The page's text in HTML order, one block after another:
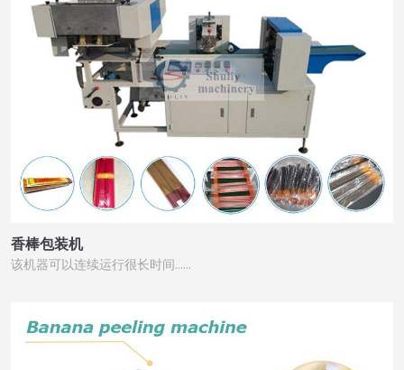
香棒包装机
该机器可以连续运行很长时间……